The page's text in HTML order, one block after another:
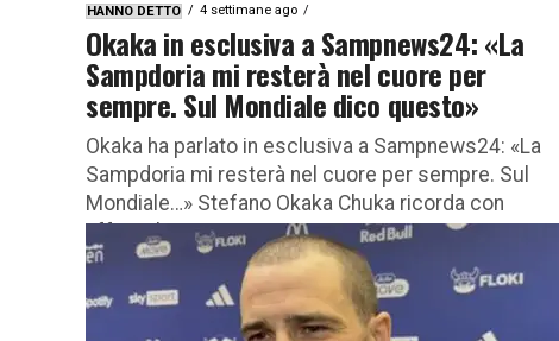
HANNO DETTO 4 settimane ago
Okaka in esclusiva a Sampnews24: «La
Sampdoria mi resterà nel cuore per
sempre. Sul Mondiale dico questo»
Okaka ha parlato in esclusiva a Sampnews24: «La
Sampdoria mi resterà nel cuore per sempre. Sul
Mondiale…» Stefano Okaka Chuka ricorda con
affetto la sua parentesi...